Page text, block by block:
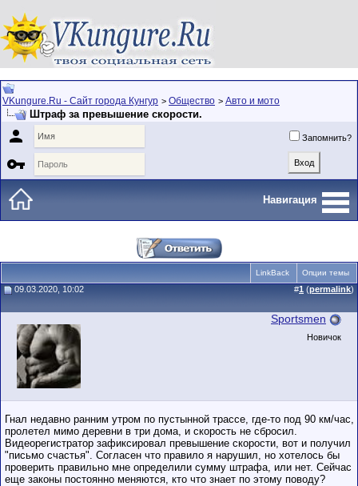
VKungure.Ru - Сайт города Кунгур > Общество > Авто и мото
Штраф за превышение скорости.
 Запомнить?

Навигация
LinkBack Опции темы
09.03.2020, 10:02 #1 (permalink)
Sportsmen
Новичок
Гнал недавно ранним утром по пустынной трассе, где-то под 90 км/час,
пролетел мимо деревни в три дома, и скорость не сбросил.
Видеорегистратор зафиксировал превышение скорости, вот и получил
"письмо счастья". Согласен что правило я нарушил, но хотелось бы
проверить правильно мне определили сумму штрафа, или нет. Сейчас
еще законы постоянно меняются, кто что знает по этому поводу?